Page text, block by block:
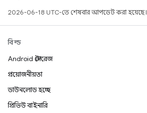
2026-06-18 UTC-তে শেষবার আপডেট করা হয়েছে।
বিল্ড
Android স্টোরেজ
প্রয়োজনীয়তা
ডাউনলোড হচ্ছে
প্রিভিউ বাইনারি